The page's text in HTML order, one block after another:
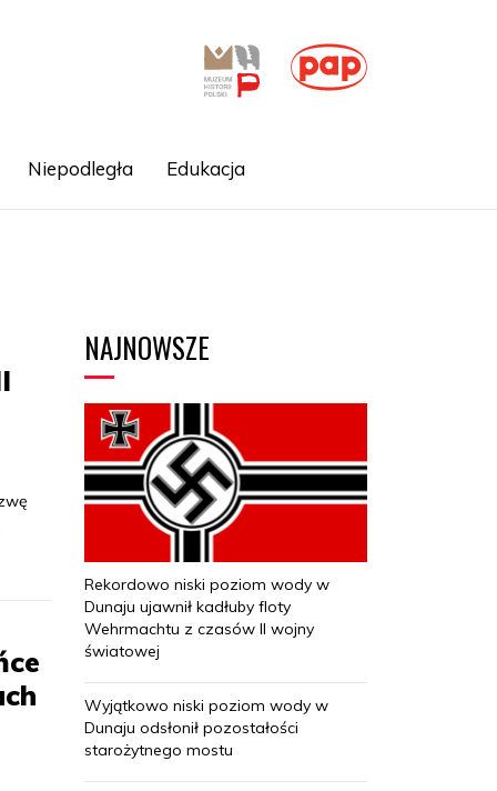
Niepodległa Edukacja
NAJNOWSZE
Rekordowo niski poziom wody w
Dunaju ujawnił kadłuby floty
Wehrmachtu z czasów II wojny
światowej
Wyjątkowo niski poziom wody w
Dunaju odsłonił pozostałości
starożytnego mostu